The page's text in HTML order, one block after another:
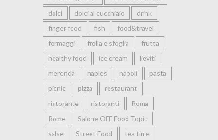
dolci
dolci al cucchiaio
drink
finger food
fish
food&travel
formaggi
frolla e sfoglia
frutta
healthy food
ice cream
lieviti
merenda
naples napoli
pasta
picnic
pizza
restaurant
ristorante
ristoranti
Roma
Rome
Salone OFF Food Topic
salse
Street Food tea time